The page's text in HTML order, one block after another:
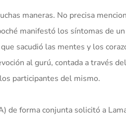
maneras. No precisa
manifestó los síntomas de
sacudió las mentes y los
al gurú, contada a través
participantes del mismo.
de forma conjunta solicitó a